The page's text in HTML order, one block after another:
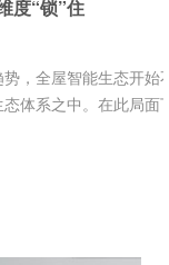
度“锁”住
，全屋智能生态开
体系之中。在此局